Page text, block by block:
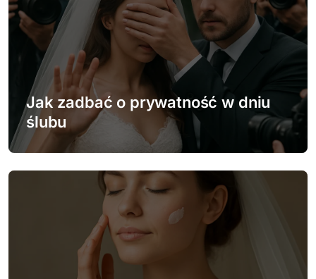
c
w
p
i
Jak zadbać o prywatność w dniu
ślubu